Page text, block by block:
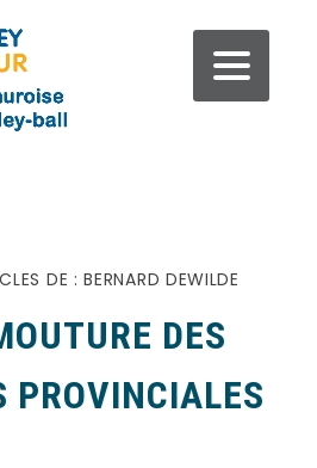
DE : BERNARD DEWILDE
DES
PROVINCIALES